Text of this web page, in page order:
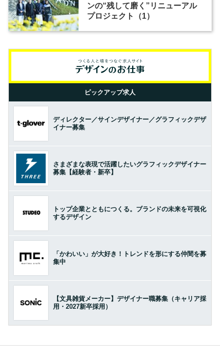
ンの“残して磨く”リニューアル
プロジェクト（1）
ピックアップ求人
ディレクター／サインデザイナー／グラフィックデザ
イナー募集
さまざまな表現で活躍したいグラフィックデザイナー
募集【経験者・新卒】
トップ企業とともにつくる。ブランドの未来を可視化
するデザイン
「かわいい」が大好き！トレンドを形にする仲間を募
集中
【文具雑貨メーカー】デザイナー職募集（キャリア採
用・2027新卒採用）